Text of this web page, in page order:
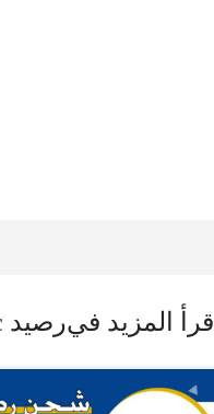
اقرأ المزيد فيرصيد stc